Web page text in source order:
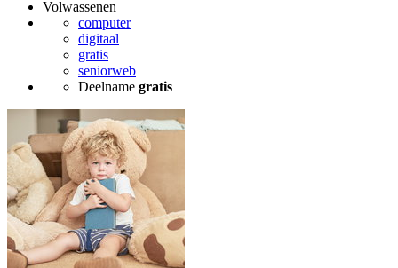
Volwassenen
computer
digitaal
gratis
seniorweb
Deelname gratis